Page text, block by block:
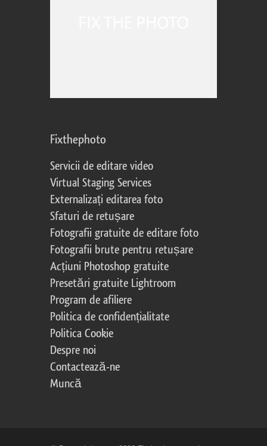
Fixthephoto
Servicii de editare video
Virtual Staging Services
Externalizați editarea foto
Sfaturi de retușare
Fotografii gratuite de editare foto
Fotografii brute pentru retușare
Acțiuni Photoshop gratuite
Presetări gratuite Lightroom
Program de afiliere
Politica de confidențialitate
Politica Cookie
Despre noi
Contactează-ne
Muncă